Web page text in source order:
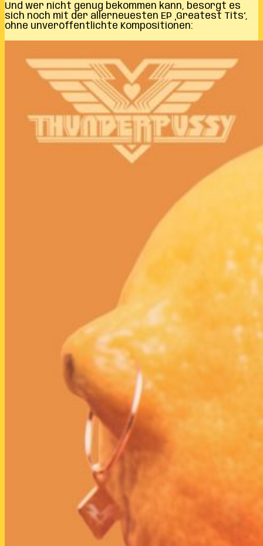
Und wer nicht genug bekommen kann, besorgt es
sich noch mit der allerneuesten EP ‚Greatest Tits‘,
ohne unveröffentlichte Kompositionen: